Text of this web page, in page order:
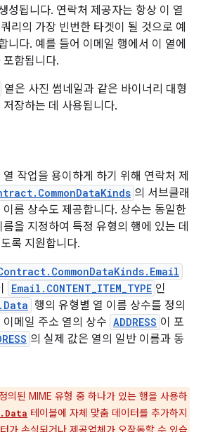
성됩니다. 연락처 제공자는 항상 이 열
리의 가장 빈번한 타겟이 될 것으로 예
니다. 예를 들어 이메일 행에서 이 열에
함됩니다.
열은 사진 썸네일과 같은 바이너리 대형
장하는 데 사용됩니다.
작업을 용이하게 하기 위해 연락처 제
의 서브클래
름 상수도 제공합니다. 상수는 동일한
을 지정하여 특정 유형의 행에 있는 데
록 지원합니다.
Email.CONTENT_ITEM_TYPE 인
행의 유형별 열 이름 상수를 정의
메일 주소 열의 상수 ADDRESS 이 포
의 실제 값은 열의 일반 이름과 동
의된 MIME 유형 중 하나가 있는 행을 사용하
테이블에 자체 맞춤 데이터를 추가하지